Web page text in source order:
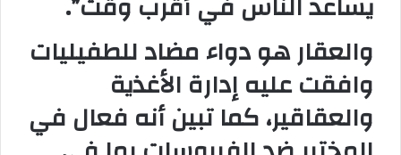
والعقار هو دواء مضاد للطفيليات
وافقت عليه إدارة الأغذية
والعقاقير، كما تبين أنه فعال في